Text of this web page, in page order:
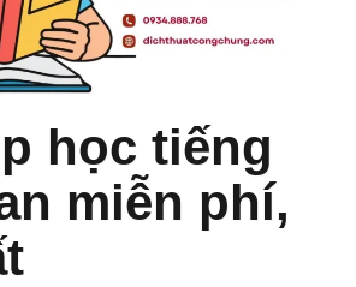
học tiếng
miễn phí,